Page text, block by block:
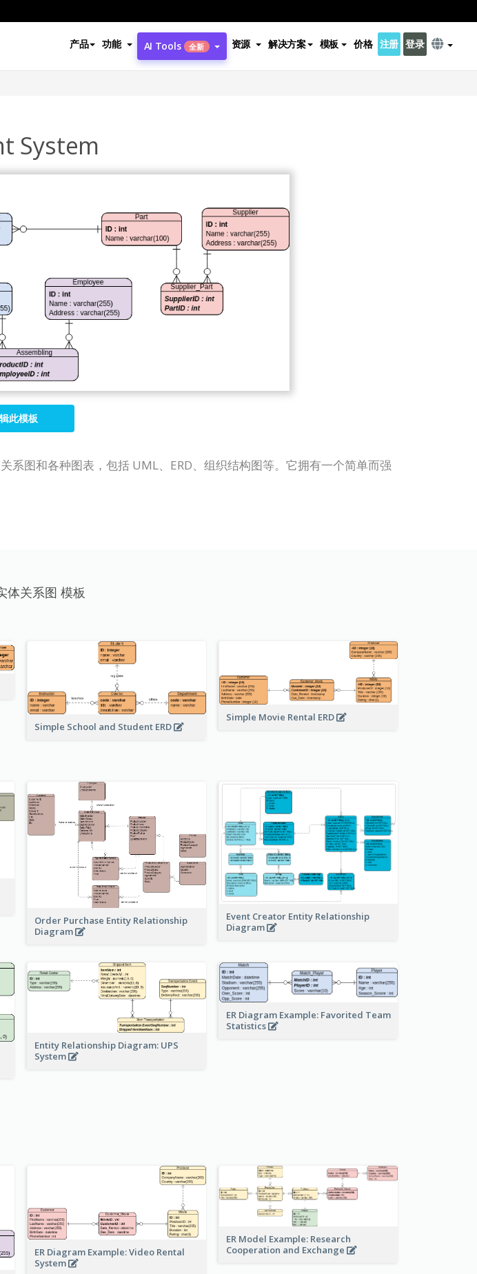
产品 功能 AI Tools 全新 资源 解决方案 模板 价格 注册 登录
System
此模板
图和各种图表，包括 UML、ERD、组织结构图等。它拥有一个简单而强
体关系图 模板
Simple School and Student ERD
Simple Movie Rental ERD
Order Purchase Entity Relationship
Diagram
Event Creator Entity Relationship
Diagram
Entity Relationship Diagram: UPS
System
ER Diagram Example: Favorited Team
Statistics
ER Diagram Example: Video Rental
System
ER Model Example: Research
Cooperation and Exchange